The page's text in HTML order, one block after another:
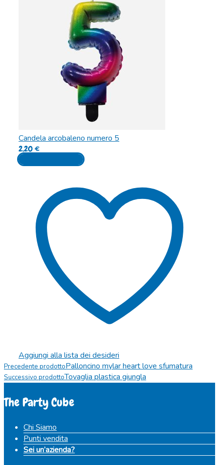
Candela arcobaleno numero 5
2,20€
Aggiungi al carrello
Aggiungi alla lista dei desideri
Precedente prodottoPalloncino mylar heart love sfumatura
Successivo prodottoTovaglia plastica giungla
The Party Cube
Chi Siamo
Punti vendita
Sei un’azienda?